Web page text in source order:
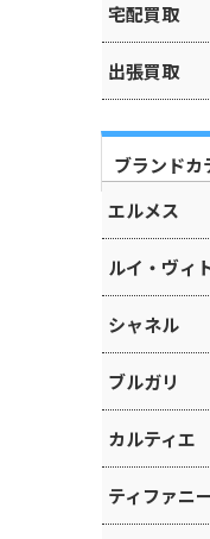
宅配買取
出張買取
ブランドカ
エルメス
ルイ・ヴィ
シャネル
ブルガリ
カルティエ
ティファニ